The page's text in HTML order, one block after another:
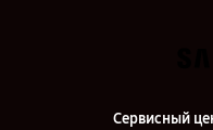
Сервисный